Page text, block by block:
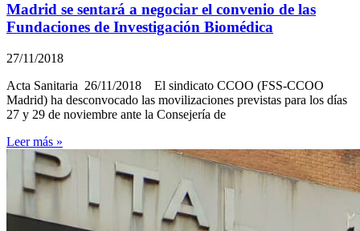
Madrid se sentará a negociar el convenio de las
Fundaciones de Investigación Biomédica
27/11/2018
Acta Sanitaria 26/11/2018 El sindicato CCOO (FSS-CCOO
Madrid) ha desconvocado las movilizaciones previstas para los días
27 y 29 de noviembre ante la Consejería de
Leer más »